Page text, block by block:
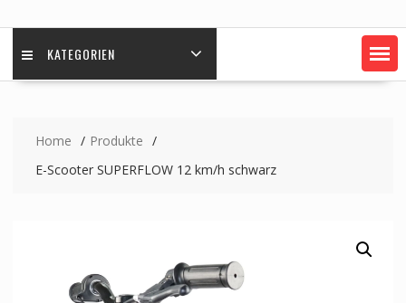
KATEGORIEN
Home
Produkte
E-Scooter SUPERFLOW 12 km/h schwarz